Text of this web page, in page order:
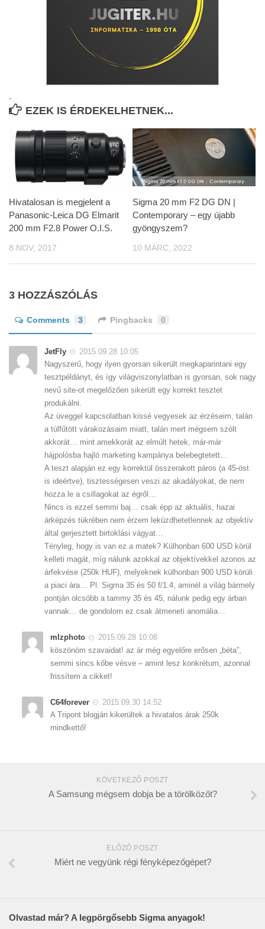
.
EZEK IS ÉRDEKELHETNEK...
Hivatalosan is megjelent a
Panasonic-Leica DG Elmarit
200 mm F2.8 Power O.I.S.
8 NOV, 2017
Sigma 20 mm F2 DG DN |
Contemporary – egy újabb
gyöngyszem?
10 MÁRC, 2022
3 HOZZÁSZÓLÁS
Comments 3 Pingbacks 0
JetFly
2015.09.28 10:05
Nagyszerű, hogy ilyen gyorsan sikerült megkaparintani egy
tesztpéldányt, és így világviszonylatban is gyorsan, sok nagy
nevű site-ot megelőzően sikerült egy korrekt tesztet
produkálni.
Az üveggel kapcsolatban kissé vegyesek az érzéseim, talán
a túlfűtött várakozásaim miatt, talán mert mégsem szólt
akkorát… mint amekkorát az elmúlt hetek, már-már
hájpolósba hajló marketing kampánya belebegtetett…
A teszt alapján ez egy korrektül összerakott páros (a 45-öst
is ideértve), tisztességesen veszi az akadályokat, de nem
hozza le a csillagokat az égről…
Nincs is ezzel semmi baj… csak épp az aktuális, hazai
árképzés tükrében nem érzem leküzdhetetlennek az objektív
által gerjesztett birtoklási vágyat…
Tényleg, hogy is van ez a matek? Külhonban 600 USD körül
kelleti magát, míg nálunk azokkal az objektívekkel azonos az
árfekvése (250k HUF), melyeknek külhonban 900 USD körüli
a piaci ára… Pl. Sigma 35 és 50 f/1.4, aminél a világ bármely
pontján olcsóbb a tammy 35 és 45, nálunk pedig egy árban
vannak… de gondolom ez csak átmeneti anomália…
mlzphoto
2015.09.28 10:08
köszönöm szavaidat! az ár még egyelőre erősen „béta”,
semmi sincs kőbe vésve – amint lesz konkrétum, azonnal
frissítem a cikket!
C64forever
2015.09.30 14:52
A Tripont blogján kikerültek a hivatalos árak 250k
mindkettő!
KÖVETKEZŐ POSZT
A Samsung mégsem dobja be a törölközőt?
ELŐZŐ POSZT
Miért ne vegyünk régi fényképezőgépet?
Olvastad már? A legpörgősebb Sigma anyagok!